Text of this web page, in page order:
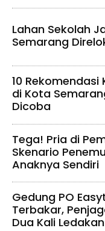
Lahan Sekolah
Semarang
10 Rekomendasi
di Kota
Dicoba
Tega! Pria di
Skenario
Anaknya Sendiri
Gedung PO
Terbakar,
Dua Kali Ledakan